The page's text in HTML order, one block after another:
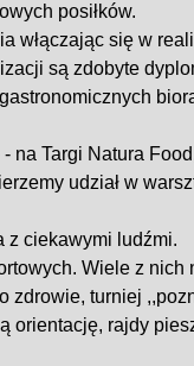
posiłków.
włączając się w
są zdobyte
na Targi Natura
udział w
z ciekawymi ludźmi.
Wiele z nich
zdrowie, turniej
orientację, rajdy